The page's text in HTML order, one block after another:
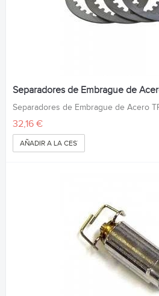
Separadores de Embrague de
Separadores de Embrague de Acero
32,16 €
AÑADIR A LA CESTA